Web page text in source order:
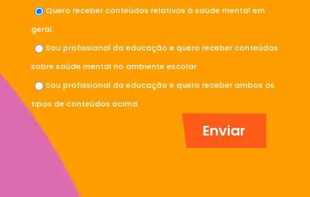
Quero receber conteúdos relativos à saúde mental em
geral.
Sou profissional da educação e quero receber conteúdos
sobre saúde mental no ambiente escolar.
Sou profissional da educação e quero receber ambos os
tipos de conteúdos acima.